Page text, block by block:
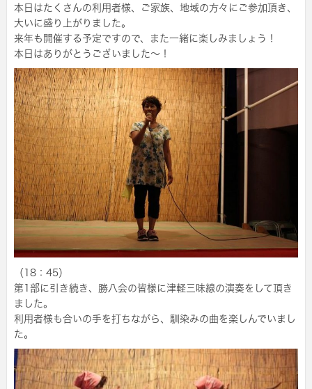
本日はたくさんの利用者様、ご家族、地域の方々にご参加頂き、
大いに盛り上がりました。
来年も開催する予定ですので、また一緒に楽しみましょう！
本日はありがとうございました～！
（18：45）
第1部に引き続き、勝八会の皆様に津軽三味線の演奏をして頂き
ました。
利用者様も合いの手を打ちながら、馴染みの曲を楽しんでいまし
た。